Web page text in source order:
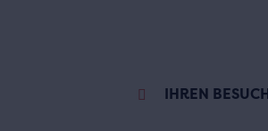
IHREN BESUCH